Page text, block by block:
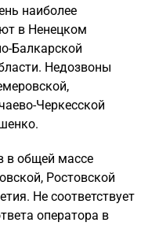
наиболее
в Ненецком
Балкарской
Недозвоны
Черкесской
в общей массе
Ростовской
Не соответствует
оператора в